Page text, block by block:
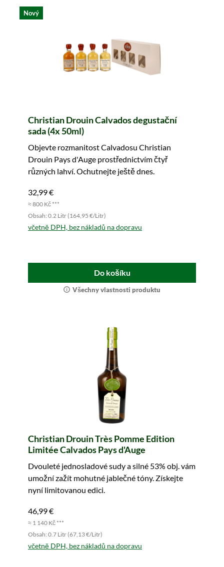
Nový
Christian Drouin Calvados degustační
sada (4x 50ml)
Objevte rozmanitost Calvadosu Christian
Drouin Pays d'Auge prostřednictvím čtyř
různých lahví. Ochutnejte ještě dnes.
32,99 €
≈ 800 Kč ***
Obsah: 0.2 Litr (164,95 €/Litr)
včetně DPH, bez nákladů na dopravu
Do košíku
Všechny vlastnosti produktu
Christian Drouin Très Pomme Edition
Limitée Calvados Pays d'Auge
Dvouleté jednosladové sudy a silné 53% obj. vám
umožní zažít mohutné jablečné tóny. Získejte
nyní limitovanou edici.
46,99 €
≈ 1 140 Kč ***
Obsah: 0.7 Litr (67,13 €/Litr)
včetně DPH, bez nákladů na dopravu